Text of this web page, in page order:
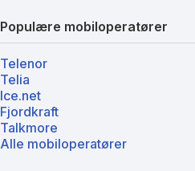
Populære mobiloperatører
Telenor
Telia
Ice.net
Fjordkraft
Talkmore
Alle mobiloperatører